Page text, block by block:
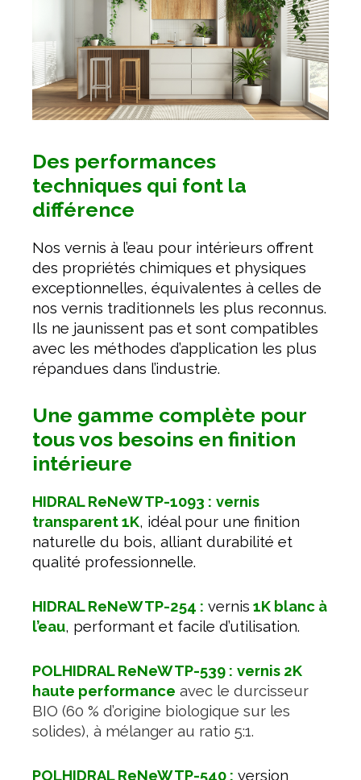
Des performances
techniques qui font la
différence
Nos vernis à l’eau pour intérieurs offrent
des propriétés chimiques et physiques
exceptionnelles, équivalentes à celles de
nos vernis traditionnels les plus reconnus.
Ils ne jaunissent pas et sont compatibles
avec les méthodes d’application les plus
répandues dans l’industrie.
Une gamme complète pour
tous vos besoins en finition
intérieure
HIDRAL ReNeW TP-1093 : vernis
transparent 1K, idéal pour une finition
naturelle du bois, alliant durabilité et
qualité professionnelle.
HIDRAL ReNeW TP-254 : vernis 1K blanc à
l’eau, performant et facile d’utilisation.
POLHIDRAL ReNeW TP-539 : vernis 2K
haute performance avec le durcisseur
BIO (60 % d’origine biologique sur les
solides), à mélanger au ratio 5:1.
POLHIDRAL ReNeW TP-540 : version